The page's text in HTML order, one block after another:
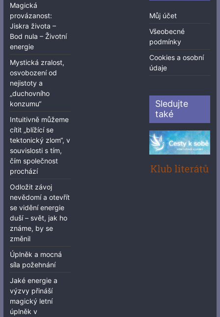
Magická
provázanost:
Jiskra života –
Bod nula – Životní
energie
Mystická zralost,
osvobození od
nejistoty a
„duchovního
konzumu“
Intuitivně můžeme
cítit „blížící se
tektonický zlom“, v
souvislosti s tím,
čím společnost
prochází
Odložit závoj
nevědomí a otevřít
se vidění energie
duší – svět, jak ho
známe, by se
změnil
Úplněk a mocná
síla požehnání
Jaké energie a
výzvy přináší
magický letní
úplněk v
Můj účet
Všeobecné
podmínky
Cookies a osobní
údaje
Sledujte
také